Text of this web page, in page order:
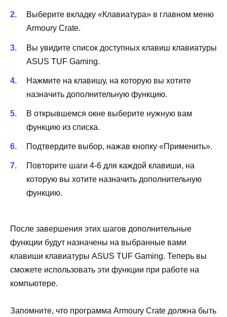
Выберите вкладку «Клавиатура» в главном меню
Armoury Crate.
Вы увидите список доступных клавиш клавиатуры
ASUS TUF Gaming.
Нажмите на клавишу, на которую вы хотите
назначить дополнительную функцию.
В открывшемся окне выберите нужную вам
функцию из списка.
Подтвердите выбор, нажав кнопку «Применить».
Повторите шаги 4-6 для каждой клавиши, на
которую вы хотите назначить дополнительную
функцию.
После завершения этих шагов дополнительные
функции будут назначены на выбранные вами
клавиши клавиатуры ASUS TUF Gaming. Теперь вы
сможете использовать эти функции при работе на
компьютере.
Запомните, что программа Armoury Crate должна быть